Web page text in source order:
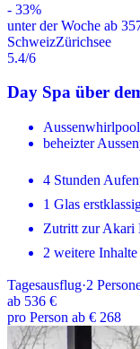
- 33%
unter der Woche ab
SchweizZürichsee
5.4/6
Day Spa über
Aussenwhirlpool
beheizter
4 Stunden
1 Glas
Zutritt zur Akari
2 weitere Inhalte
Tagesausflug·2
ab 536 €
pro Person ab € 268